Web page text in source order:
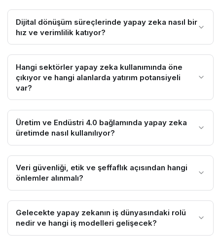
Dijital dönüşüm süreçlerinde yapay zeka nasıl bir
hız ve verimlilik katıyor?
Hangi sektörler yapay zeka kullanımında öne
çıkıyor ve hangi alanlarda yatırım potansiyeli
var?
Üretim ve Endüstri 4.0 bağlamında yapay zeka
üretimde nasıl kullanılıyor?
Veri güvenliği, etik ve şeffaflık açısından hangi
önlemler alınmalı?
Gelecekte yapay zekanın iş dünyasındaki rolü
nedir ve hangi iş modelleri gelişecek?